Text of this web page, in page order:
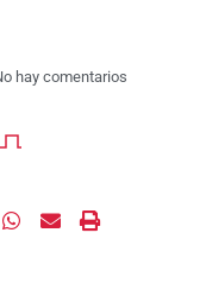
hay comentarios